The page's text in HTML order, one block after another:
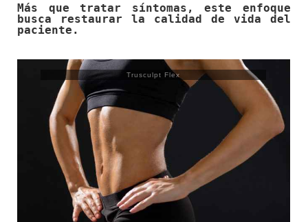
Más que tratar síntomas, este enfoque
busca restaurar la calidad de vida del
paciente.
Trusculpt Flex